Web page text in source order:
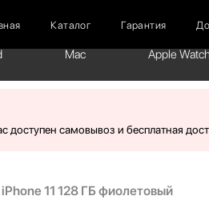
Каталог Гарантия
Mac Apple
самовывоз и бесплатная
11 128 ГБ фиолетовый